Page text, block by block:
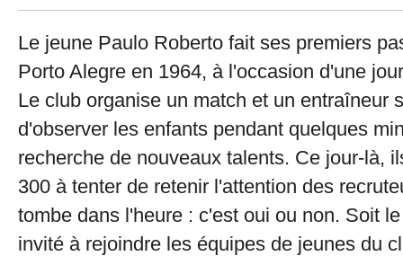
Le jeune Paulo Roberto fait ses premiers
Porto Alegre en 1964, à l'occasion d'une
Le club organise un match et un entraîneur
d'observer les enfants pendant quelques
recherche de nouveaux talents. Ce jour-là,
300 à tenter de retenir l'attention des
tombe dans l'heure : c'est oui ou non. Soit
invité à rejoindre les équipes de jeunes du